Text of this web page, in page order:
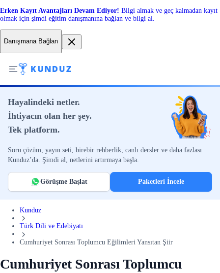
Erken Kayıt Avantajları Devam Ediyor! Bilgi almak ve geç kalmadan kayıt
olmak için şimdi eğitim danışmanına bağlan ve bilgi al.
Danışmana Bağlan
Hayalindeki netler.
İhtiyacın olan her şey.
Tek platform.
Soru çözüm, yayın seti, birebir rehberlik, canlı dersler ve daha fazlası
Kunduz’da. Şimdi al, netlerini artırmaya başla.
Görüşme Başlat Paketleri İncele
Kunduz
Türk Dili ve Edebiyatı
Cumhuriyet Sonrası Toplumcu Eğilimleri Yansıtan Şiir
Cumhuriyet Sonrası Toplumcu